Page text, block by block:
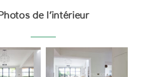
de l’intérieur